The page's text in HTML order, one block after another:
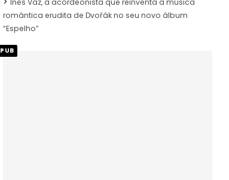
romântica erudita de Dvořák no seu novo álbum
“Espelho”
PUB